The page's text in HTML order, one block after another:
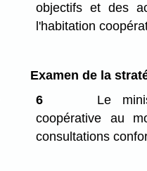
objectifs et des
l'habitation
Examen de la
6
Le
coopérative au
consultations